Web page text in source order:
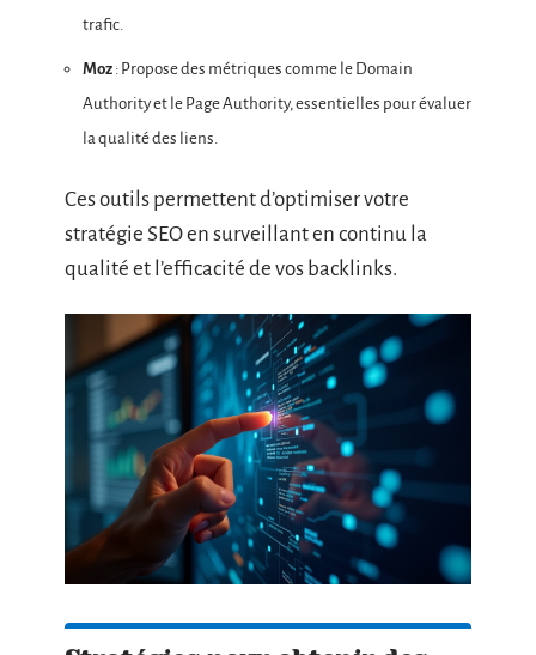
trafic.
Moz : Propose des métriques comme le Domain
Authority et le Page Authority, essentielles pour évaluer
la qualité des liens.
Ces outils permettent d’optimiser votre
stratégie SEO en surveillant en continu la
qualité et l’efficacité de vos backlinks.